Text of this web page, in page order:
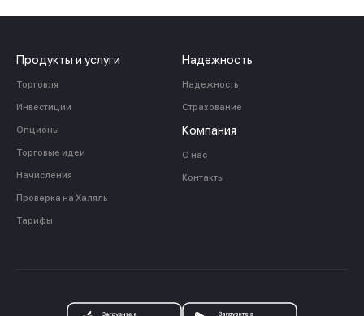
Продукты и услуги
Торговля
Инвестиции
Опционы
Торговые идеи
Начисления
Проверка на Халяль
Тарифы
Надежность
Надежность
Страхование
Компания
О нас
Контакты